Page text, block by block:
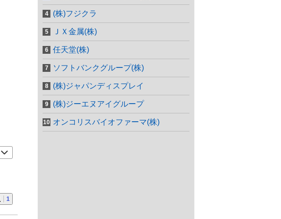
1
(株)フジクラ
ＪＸ金属(株)
任天堂(株)
ソフトバンクグループ(株)
(株)ジャパンディスプレイ
(株)ジーエヌアイグループ
オンコリスバイオファーマ(株)